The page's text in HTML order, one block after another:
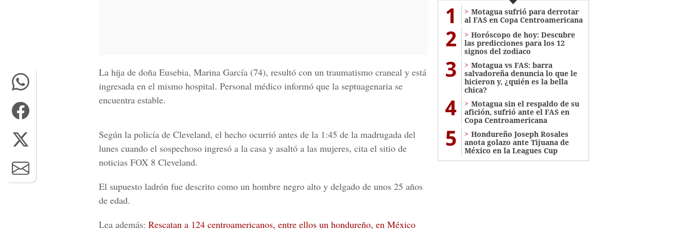
La hija de doña Eusebia, Marina García (74), resultó con un traumatismo craneal y está
ingresada en el mismo hospital. Personal médico informó que la septuagenaria se
encuentra estable.
Según la policía de Cleveland, el hecho ocurrió antes de la 1:45 de la madrugada del
lunes cuando el sospechoso ingresó a la casa y asaltó a las mujeres, cita el sitio de
noticias FOX 8 Cleveland.
El supuesto ladrón fue descrito como un hombre negro alto y delgado de unos 25 años
de edad.
Lea además: Rescatan a 124 centroamericanos, entre ellos un hondureño, en México
1
Motagua sufrió para derrotar
al FAS en Copa Centroamericana
2
Horóscopo de hoy: Descubre
las predicciones para los 12
signos del zodiaco
3
Motagua vs FAS: barra
salvadoreña denuncia lo que le
hicieron y, ¿quién es la bella
chica?
4
Motagua sin el respaldo de su
afición, sufrió ante el FAS en
Copa Centroamericana
5
Hondureño Joseph Rosales
anota golazo ante Tijuana de
México en la Leagues Cup